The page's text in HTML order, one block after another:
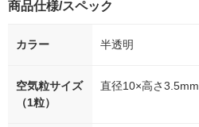
商品仕様/スペック
カラー 半透明
空気粒サイズ
（1粒）
直径10×高さ3.5mm